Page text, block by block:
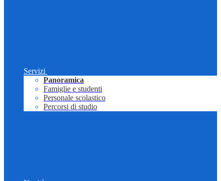
Servizi
Panoramica
Famiglie e studenti
Personale scolastico
Percorsi di studio